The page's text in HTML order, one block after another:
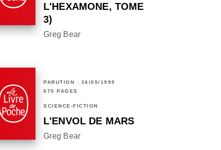
L'HEXAMONE, TOME
3)
Greg Bear
PARUTION : 26/05/1999
670 PAGES
SCIENCE-FICTION
L'ENVOL DE MARS
Greg Bear